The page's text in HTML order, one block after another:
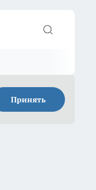
Принять